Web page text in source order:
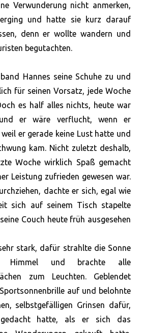
Verwunderung nicht anmerken,
und hatte sie kurz darauf
denn er wollte wandern und
begutachten.
Hannes seine Schuhe zu und
für seinen Vorsatz, jede Woche
es half alles nichts, heute war
er wäre verflucht, wenn er
er gerade keine Lust hatte und
kam. Nicht zuletzt deshalb,
Woche wirklich Spaß gemacht
Leistung zufrieden gewesen war.
dachte er sich, egal wie
sich auf seinem Tisch stapelte
Couch heute früh ausgesehen
stark, dafür strahlte die Sonne
Himmel und brachte alle
zum Leuchten. Geblendet
auf und belohnte
selbstgefälligen Grinsen dafür,
hatte, als er sich das